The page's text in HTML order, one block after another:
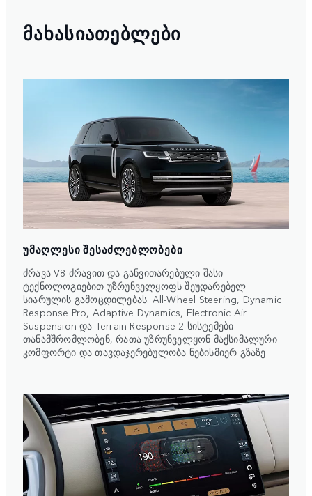
ᲛᲐᲮᲐᲡᲘᲐᲗᲔᲑᲚᲔᲑᲘ
ᲣᲛᲐᲦᲚᲔᲡᲘ ᲨᲔᲡᲐᲫᲚᲔᲑᲚᲝᲑᲔᲑᲘ
ძრავა V8 ძრავით და განვითარებული შასი
ტექნოლოგიებით უზრუნველყოფს შეუდარებელ
სიარულის გამოცდილებას. All-Wheel Steering, Dynamic
Response Pro, Adaptive Dynamics, Electronic Air
Suspension და Terrain Response 2 სისტემები
თანამშრომლობენ, რათა უზრუნველყონ მაქსიმალური
კომფორტი და თავდაჯერებულობა ნებისმიერ გზაზე